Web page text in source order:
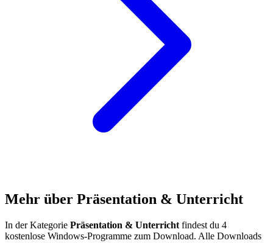
Mehr über Präsentation & Unterricht
In der Kategorie Präsentation & Unterricht findest du 4
kostenlose Windows-Programme zum Download. Alle Downloads